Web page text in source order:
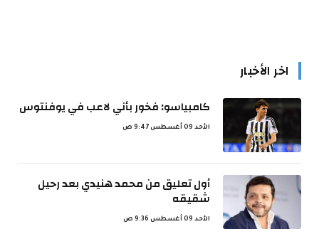
اخر الأخبار
كامبياسو: فخور بأني لاعب في يوفنتوس
الأحد 09 أغسطس 9:47 ص
أول تعليق من محمد هنيدي بعد رحيل
شقيقه
الأحد 09 أغسطس 9:36 ص